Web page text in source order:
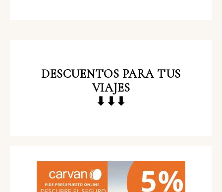
DESCUENTOS PARA TUS
VIAJES
⬇⬇⬇